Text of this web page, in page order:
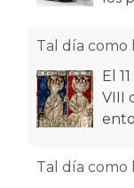
Tal día como
El
VIII
Tal día como